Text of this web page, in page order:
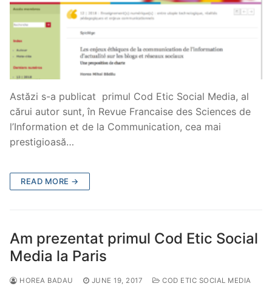
Astăzi s-a publicat primul Cod Etic Social Media, al
cărui autor sunt, în Revue Francaise des Sciences de
l’Information et de la Communication, cea mai
prestigioasă…
READ MORE →
Am prezentat primul Cod Etic Social
Media la Paris
HOREA BADAU JUNE 19, 2017
COD ETIC SOCIAL MEDIA